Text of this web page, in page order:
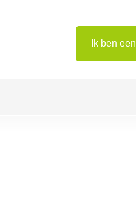
Ik ben een